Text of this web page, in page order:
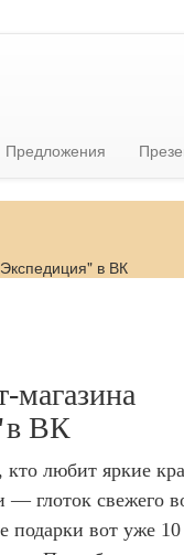
Предложения
магазина
в ВК
любит яркие
глоток свежего
подарки вот уже 10